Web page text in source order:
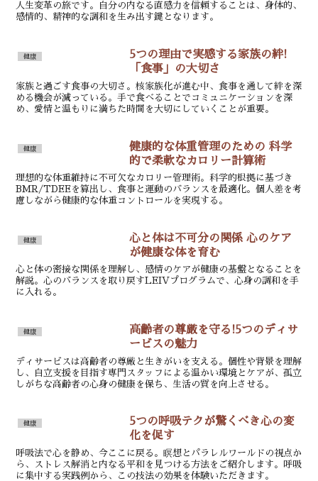
人生変革の旅です。自分の内なる直感力を信頼することは、身体的、
感情的、精神的な調和を生み出す鍵となります。
健康
5つの理由で実感する家族の絆!
「食事」の大切さ
家族と過ごす食事の大切さ。核家族化が進む中、食事を通して絆を深
める機会が減っている。手で食べることでコミュニケーションを深
め、愛情と温もりに満ちた時間を大切にしていくことが重要。
健康
健康的な体重管理のための 科学
的で柔軟なカロリー計算術
理想的な体重維持に不可欠なカロリー管理術。科学的根拠に基づき
BMR/TDEEを算出し、食事と運動のバランスを最適化。個人差を考
慮しながら健康的な体重コントロールを実現する。
健康
心と体は不可分の関係 心のケア
が健康な体を育む
心と体の密接な関係を理解し、感情のケアが健康の基盤となることを
解説。心のバランスを取り戻すLEIVプログラムで、心身の調和を手
に入れる。
健康
高齢者の尊厳を守る!5つのディサ
ービスの魅力
ディサービスは高齢者の尊厳と生きがいを支える。個性や背景を理解
し、自立支援を目指す専門スタッフによる温かい環境とケアが、孤立
しがちな高齢者の心身の健康を保ち、生活の質を向上させる。
健康
5つの呼吸テクが驚くべき心の変
化を促す
呼吸法で心を静め、今ここに戻る。瞑想とパラレルワールドの視点か
ら、ストレス解消と内なる平和を見つける方法をご紹介します。呼吸
に集中する実践例から、この技法の効果を体験いただきます。